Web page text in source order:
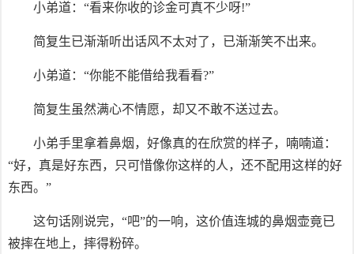
小弟道：“看来你收的诊金可真不少呀!”
简复生已渐渐听出话风不太对了，已渐渐笑不出来。
小弟道：“你能不能借给我看看?”
简复生虽然满心不情愿，却又不敢不送过去。
小弟手里拿着鼻烟，好像真的在欣赏的样子，喃喃道：
“好，真是好东西，只可惜像你这样的人，还不配用这样的好
东西。”
这句话刚说完，“吧”的一响，这价值连城的鼻烟壶竟已
被摔在地上，摔得粉碎。